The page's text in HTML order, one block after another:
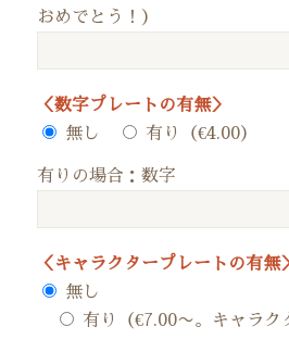
おめでとう！）
＜数字プレートの有無＞
無し
有り（€4.00）
有りの場合：数字
＜キャラクタープレートの有無
無し
有り（€7.00〜。キャラク